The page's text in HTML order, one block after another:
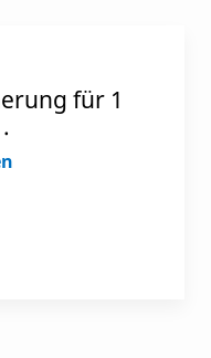
für 1